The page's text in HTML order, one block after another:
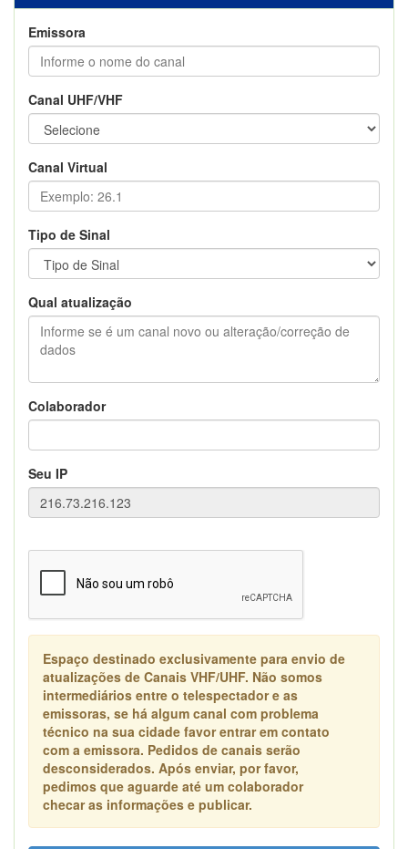
Emissora
Canal UHF/VHF
Canal Virtual
Tipo de Sinal
Qual atualização
Colaborador
Seu IP
Espaço destinado exclusivamente para envio de
atualizações de Canais VHF/UHF. Não somos
intermediários entre o telespectador e as
emissoras, se há algum canal com problema
técnico na sua cidade favor entrar em contato
com a emissora. Pedidos de canais serão
desconsiderados. Após enviar, por favor,
pedimos que aguarde até um colaborador
checar as informações e publicar.